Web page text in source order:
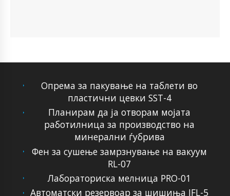
Опрема за пакување на таблети во
пластични цевки SST-4
Планирам да ја отворам мојата
работилница за производство на
минерални ѓубрива
Фен за сушење замрзнување на вакуум
RL-07
Лабораториска мелница PRO-01
Автоматски резервоар за шишиња JFL-5